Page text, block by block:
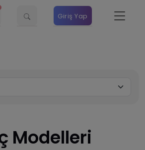
Giriş Yap
Modelleri